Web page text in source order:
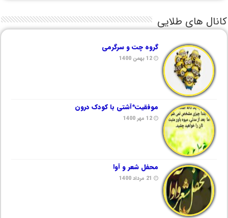
کانال های طلایی
گروه چت و سرگرمی
12 بهمن 1400
موفقیت*آشتی با کودک درون
12 مهر 1400
محفل شعر و آوا
21 مرداد 1400